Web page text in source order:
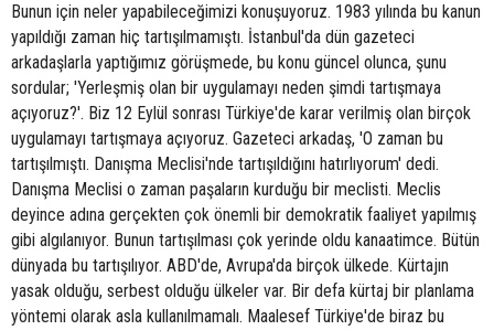
Bunun için neler yapabileceğimizi konuşuyoruz. 1983 yılında bu kanun
yapıldığı zaman hiç tartışılmamıştı. İstanbul'da dün gazeteci
arkadaşlarla yaptığımız görüşmede, bu konu güncel olunca, şunu
sordular; 'Yerleşmiş olan bir uygulamayı neden şimdi tartışmaya
açıyoruz?'. Biz 12 Eylül sonrası Türkiye'de karar verilmiş olan birçok
uygulamayı tartışmaya açıyoruz. Gazeteci arkadaş, 'O zaman bu
tartışılmıştı. Danışma Meclisi'nde tartışıldığını hatırlıyorum' dedi.
Danışma Meclisi o zaman paşaların kurduğu bir meclisti. Meclis
deyince adına gerçekten çok önemli bir demokratik faaliyet yapılmış
gibi algılanıyor. Bunun tartışılması çok yerinde oldu kanaatimce. Bütün
dünyada bu tartışılıyor. ABD'de, Avrupa'da birçok ülkede. Kürtajın
yasak olduğu, serbest olduğu ülkeler var. Bir defa kürtaj bir planlama
yöntemi olarak asla kullanılmamalı. Maalesef Türkiye'de biraz bu